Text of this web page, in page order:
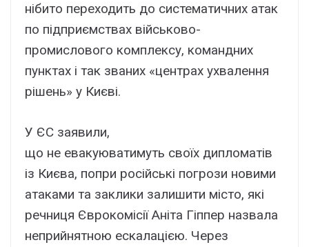
нібито переходить до систематичних атак
по підприємствах військово-
промислового комплексу, командних
пунктах і так званих «центрах ухвалення
рішень» у Києві.
У ЄС заявили,
що не евакуюватимуть своїх дипломатів
із Києва, попри російські погрози новими
атаками та заклики залишити місто, які
речниця Єврокомісії Аніта Гіппер назвала
неприйнятною ескалацією. Через